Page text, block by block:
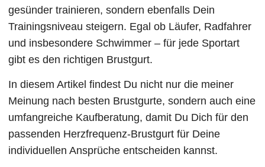
gesünder trainieren, sondern ebenfalls Dein
Trainingsniveau steigern. Egal ob Läufer, Radfahrer
und insbesondere Schwimmer – für jede Sportart
gibt es den richtigen Brustgurt.
In diesem Artikel findest Du nicht nur die meiner
Meinung nach besten Brustgurte, sondern auch eine
umfangreiche Kaufberatung, damit Du Dich für den
passenden Herzfrequenz-Brustgurt für Deine
individuellen Ansprüche entscheiden kannst.